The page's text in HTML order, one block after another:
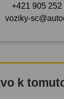
+421 905 252
voziky-
k